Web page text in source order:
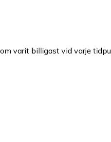
varit billigast vid varje